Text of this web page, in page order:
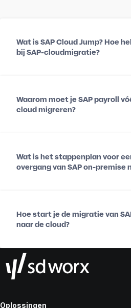
Wat is SAP Cloud Jump? Hoe
bij SAP-cloudmigratie?
Waarom moet je SAP payroll
cloud migreren?
Wat is het stappenplan voor
overgang van SAP on-premise
Hoe start je de migratie van
naar de cloud?
Oplossingen